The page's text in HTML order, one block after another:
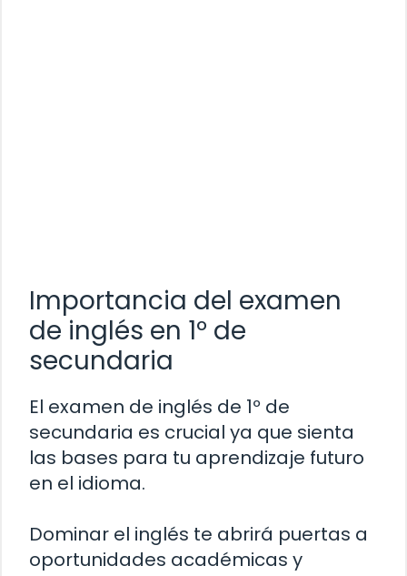
Importancia del examen
de inglés en 1º de
secundaria
El examen de inglés de 1º de
secundaria es crucial ya que sienta
las bases para tu aprendizaje futuro
en el idioma.
Dominar el inglés te abrirá puertas a
oportunidades académicas y